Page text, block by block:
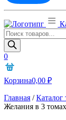
Поиск
товаров
0
Корзина0,00 ₽
Главная /Каталог
Желания в 3